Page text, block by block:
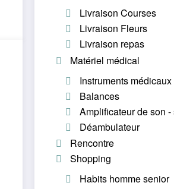
Livraison Courses
Livraison Fleurs
Livraison repas
Matériel médical
Instruments médicaux
Balances
Amplificateur de son
Déambulateur
Rencontre
Shopping
Habits homme senior